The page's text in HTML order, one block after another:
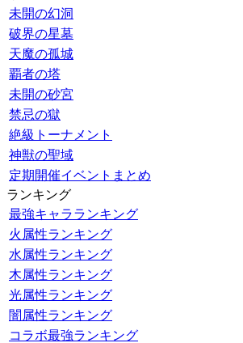
未開の幻洞
破界の星墓
天魔の孤城
覇者の塔
未開の砂宮
禁忌の獄
絶級トーナメント
神獣の聖域
定期開催イベントまとめ
ランキング
最強キャラランキング
火属性ランキング
水属性ランキング
木属性ランキング
光属性ランキング
闇属性ランキング
コラボ最強ランキング